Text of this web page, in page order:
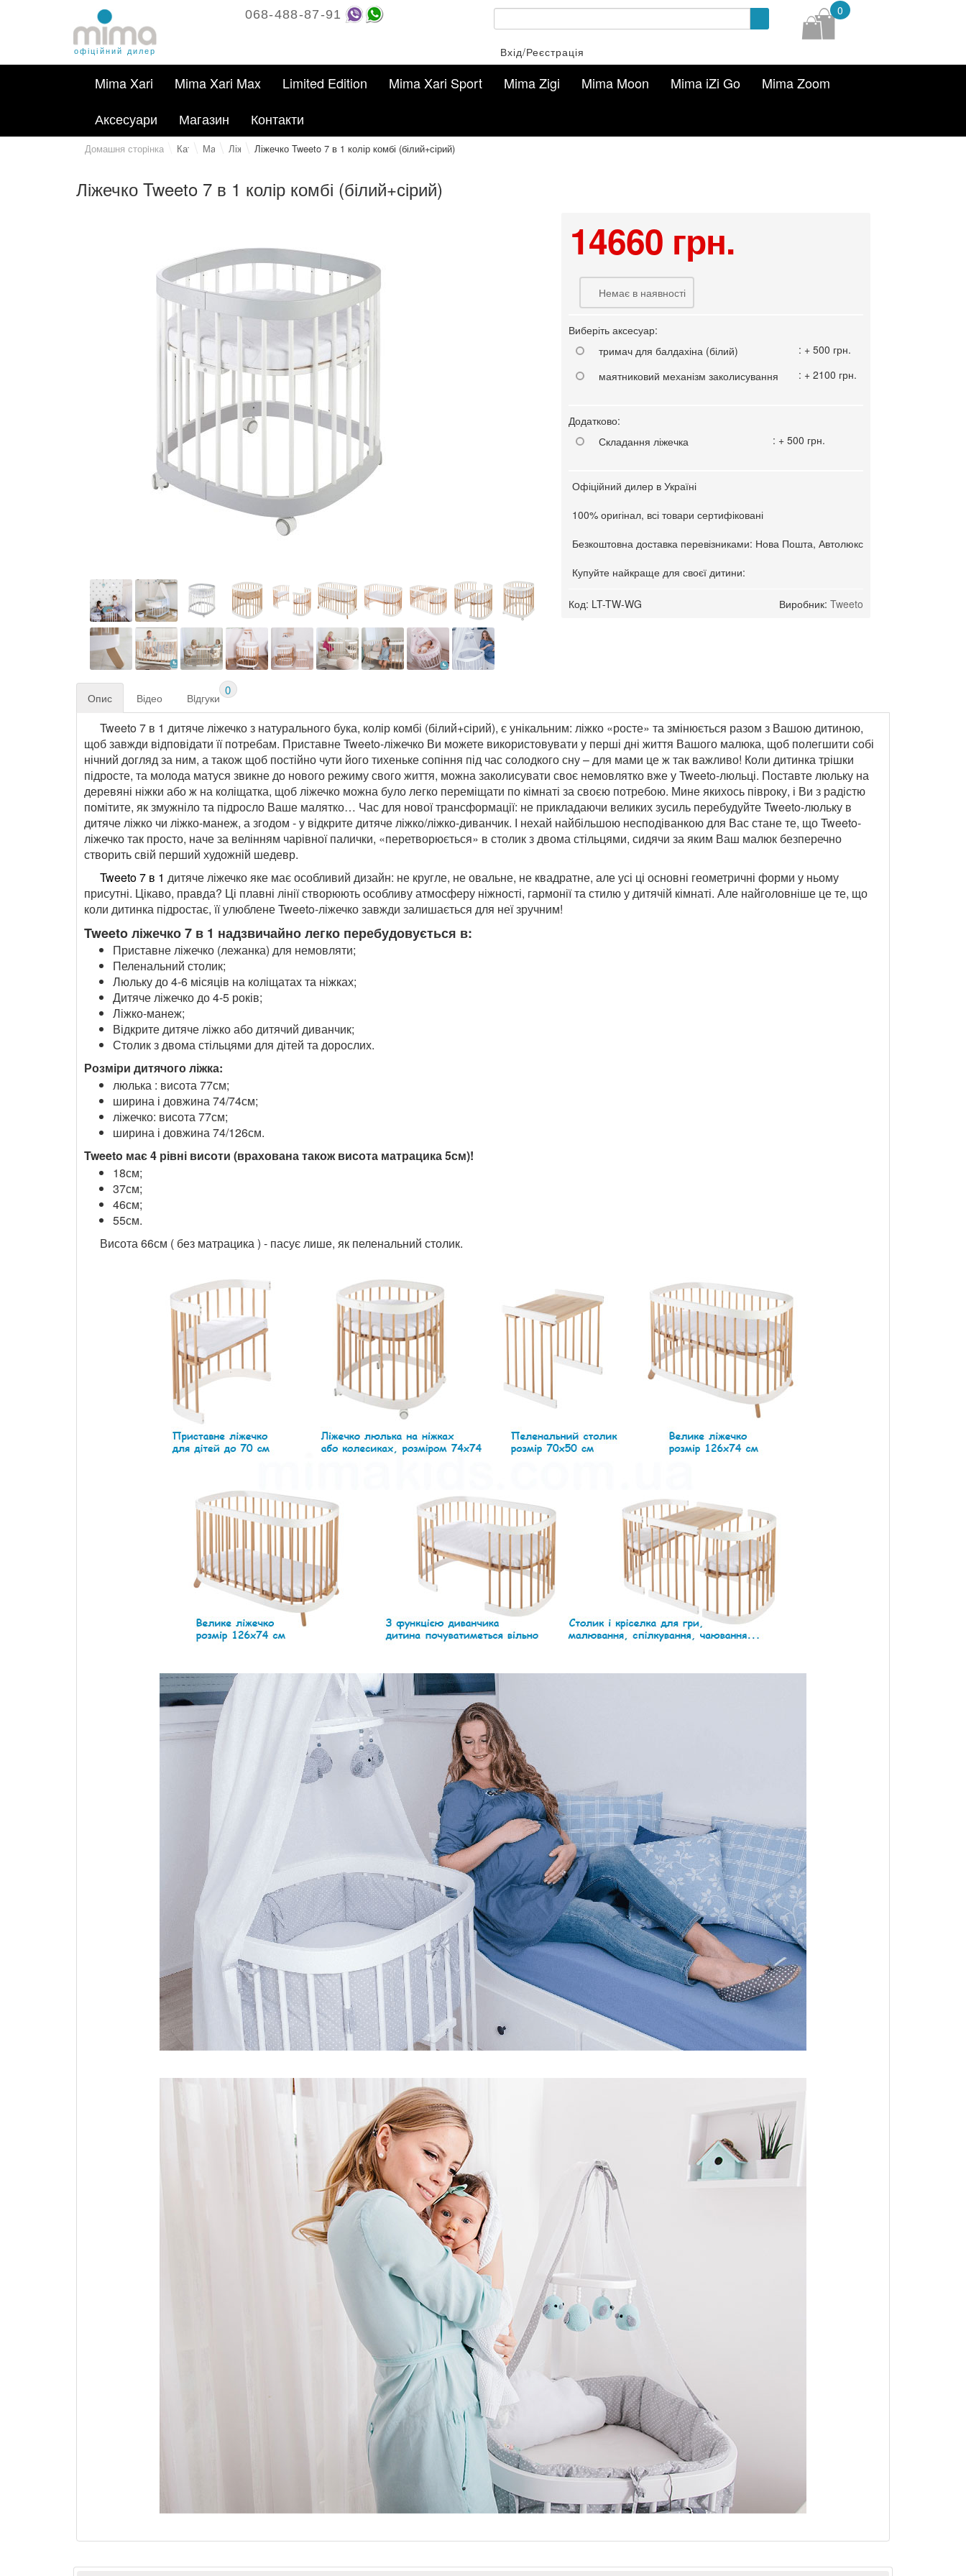
офіційний дилер
068-488-87-91 0
Вхід/Реєстрація
Mima Xari Mima Xari Max Limited Edition Mima Xari Sport Mima Zigi Mima Moon Mima iZi Go
Mima Zoom
Аксесуари
Магазин Контакти
Домашня сторiнка КаталогМагазинЛіжечкаЛіжечко Tweeto 7 в 1 колір комбі (білий+сірий)
Ліжечко Tweeto 7 в 1 колір комбі (білий+сірий)
14660 грн.
Немає в наявності
Виберіть аксесуар:
тримач для балдахіна (білий)
: + 500 грн.
маятниковий механізм заколисування
: + 2100 грн.
Додатково:
Складання ліжечка
: + 500 грн.
Офіційний дилер в Україні
100% оригінал, всі товари сертифіковані
Безкоштовна доставка перевізниками: Нова Пошта, Автолюкс
Купуйте найкраще для своєї дитини:
Код: LT-TW-WG Виробник:Tweeto
Опис Відео Вiдгуки
0
Tweeto 7 в 1 дитяче ліжечко з натурального бука, колір комбі (білий+сірий), є унікальним: ліжко «росте» та змінюється разом з Вашою дитиною,
щоб завжди відповідати її потребам. Приставне Tweeto-ліжечко Ви можете використовувати у перші дні життя Вашого малюка, щоб полегшити собі
нічний догляд за ним, а також щоб постійно чути його тихеньке сопіння під час солодкого сну – для мами це ж так важливо! Коли дитинка трішки
підросте, та молода матуся звикне до нового режиму свого життя, можна заколисувати своє немовлятко вже у Tweeto-люльці. Поставте люльку на
деревяні ніжки або ж на коліщатка, щоб ліжечко можна було легко переміщати по кімнаті за своєю потребою. Мине якихось півроку, і Ви з радістю
помітите, як змужніло та підросло Ваше малятко… Час для нової трансформації: не прикладаючи великих зусиль перебудуйте Tweeto-люльку в
дитяче ліжко чи ліжко-манеж, а згодом - у відкрите дитяче ліжко/ліжко-диванчик. І нехай найбільшою несподіванкою для Вас стане те, що Tweeto-
ліжечко так просто, наче за велінням чарівної палички, «перетворюється» в столик з двома стільцями, сидячи за яким Ваш малюк безперечно
створить свій перший художній шедевр.
Tweeto 7 в 1 дитяче ліжечко яке має особливий дизайн: не кругле, не овальне, не квадратне, але усі ці основні геометричні форми у ньому
присутні. Цікаво, правда? Ці плавні лінії створюють особливу атмосферу ніжності, гармонії та стилю у дитячій кімнаті. Але найголовніше це те, що
коли дитинка підростає, її улюблене Tweeto-ліжечко завжди залишається для неї зручним!
Tweeto ліжечко 7 в 1 надзвичайно легко перебудовується в:
Приставне ліжечко (лежанка) для немовляти;
Пеленальний столик;
Люльку до 4-6 місяців на коліщатах та ніжках;
Дитяче ліжечко до 4-5 років;
Ліжко-манеж;
Відкрите дитяче ліжко або дитячий диванчик;
Столик з двома стільцями для дітей та дорослих.
Розміри дитячого ліжка:
люлька : висота 77см;
ширина і довжина 74/74см;
ліжечко: висота 77см;
ширина і довжина 74/126см.
Tweeto має 4 рівні висоти (врахована також висота матрацика 5см)!
18см;
37см;
46см;
55см.
Висота 66см ( без матрацика ) - пасує лише, як пеленальний столик.